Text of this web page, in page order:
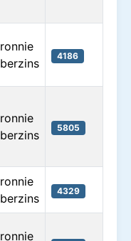
ronnie
berzins
4186
ronnie
berzins
5805
ronnie
berzins
4329
ronnie